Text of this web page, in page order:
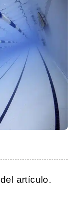
artículo.